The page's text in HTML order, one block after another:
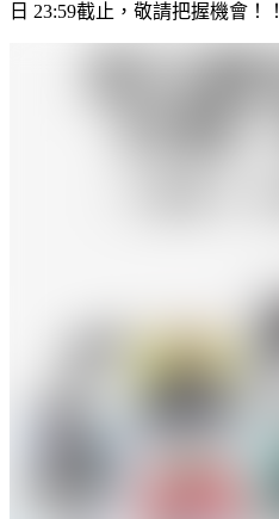
日 23:59截止，敬請把握機會！！